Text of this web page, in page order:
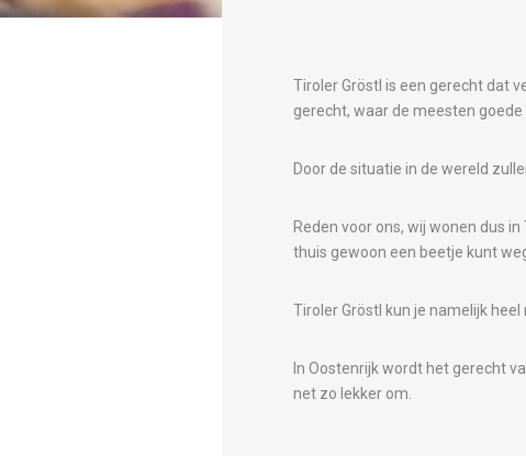
Tiroler Gröstl is een gerecht dat
gerecht, waar de meesten
Door de situatie in de wereld
Reden voor ons, wij wonen dus
thuis gewoon een beetje kunt
Tiroler Gröstl kun je namelijk
In Oostenrijk wordt het gerecht
net zo lekker om.